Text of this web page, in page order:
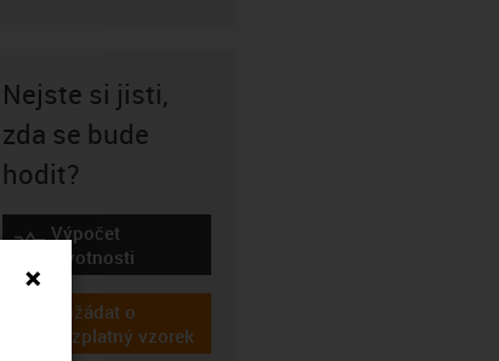
Nejste si jisti,
zda se bude
hodit?
igus-icon-lebensdauerrechner
Výpočet
životnosti
igus-icon-gratismuster
Požádat o
bezplatný vzorek